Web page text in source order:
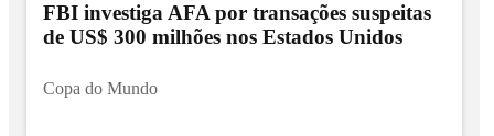
FBI investiga AFA por transações suspeitas
de US$ 300 milhões nos Estados Unidos
Copa do Mundo